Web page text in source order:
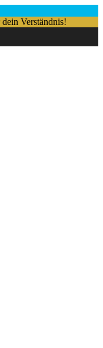
Verständnis!